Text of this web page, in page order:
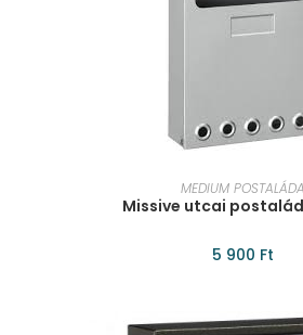
KOSÁRBA TESZEM
MEDIUM POSTALÁDA
Missive utcai
5 900 Ft